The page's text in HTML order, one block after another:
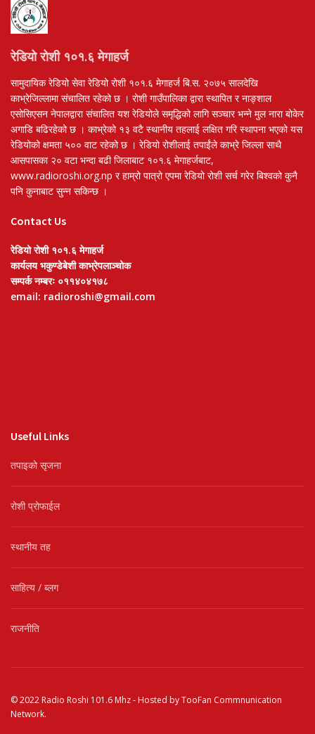
रेडियो रोशी १०१.६ मेगाहर्ज
सामुदायिक रेडियो सेवा रेडियो रोशी १०१.६ मेगाहर्ज बि.स. २०७५ सालदेखि
काभ्रेजिल्लामा संचालित रहेको छ । रोशी गाउँपालिका द्वारा स्थापित र नाङ्शाल
एसोसिएसन नेपालद्वारा संचालित यश रेडियोले समृद्धिको लागि सञ्चार भन्ने मुल नारा बोकेर
अगाडि बढिरहेको छ । काभ्रेको १३ वटै स्थानीय तहलाई लक्षित गरि स्थापना भएको यस
रेडियोको क्षमता ५०० वाट रहेको छ । रेडियो रोशीलाई तपाईंले काभ्रे जिल्ला साथै
आसपासका २० वटा भन्दा बढी जिलाबाट १०१.६ मेगाहर्जबाट,
www.radioroshi.org.np र हाम्रो पात्रो एपमा रेडियो रोशी सर्च गरेर बिश्वको कुनै
पनि कुनाबाट सुन्न सकिन्छ ।
Contact Us
रेडियो रोशी १०१.६ मेगाहर्ज
कार्यलय भकुण्डेबेशी काभ्रेपलाञ्चोक
सम्पर्क नम्बरः ०११४०४१७८
email: radioroshi@gmail.com
Useful Links
तपाइको सृजना
रोशी प्रोफाईल
स्थानीय तह
साहित्य / ब्लग
राजनीति
© 2022 Radio Roshi 101.6 Mhz- Hosted byTooFan Commnunication
Network.